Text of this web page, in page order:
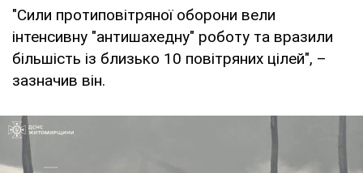
"Сили протиповітряної оборони вели
інтенсивну "антишахедну" роботу та вразили
більшість із близько 10 повітряних цілей", –
зазначив він.